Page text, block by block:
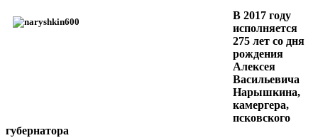
В 2017 году
исполняется
275 лет со дня
рождения
Алексея
Васильевича
Нарышкина,
камергера,
псковского
губернатора